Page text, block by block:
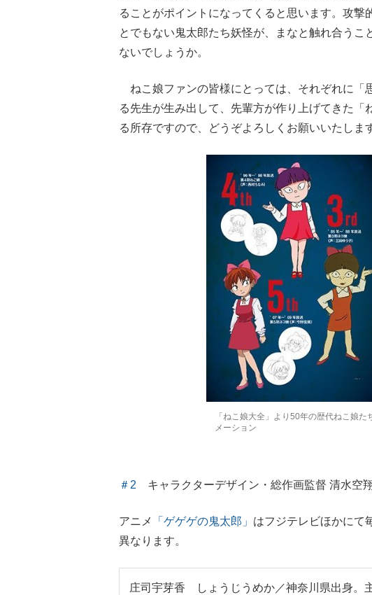
ることがポイントになってくると思います。攻
とでもない鬼太郎たち妖怪が、まなと触れ合う
ないでしょうか。
ねこ娘ファンの皆様にとっては、それぞれに「
る先生が生み出して、先輩方が作り上げてきた
る所存ですので、どうぞよろしくお願いいたしま
「ねこ娘大全」より50年の歴代ねこ娘
メーション
＃2 キャラクターデザイン・総作画監督 清水空
アニメ 「ゲゲゲの鬼太郎」 はフジテレビほかにて
異なります。
庄司宇芽香 しょうじうめか／神奈川県出身。